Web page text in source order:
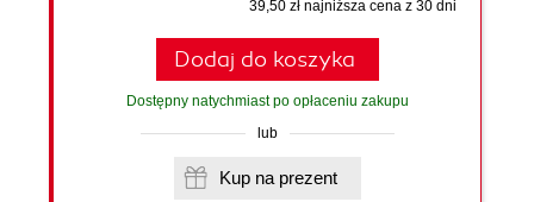
39,50 zł najniższa cena z 30 dni
Dodaj do koszyka
Dostępny natychmiast po opłaceniu zakupu
lub
Kup na prezent